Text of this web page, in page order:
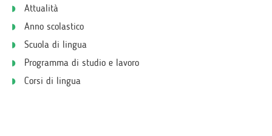
Attualità
Anno scolastico
Scuola di lingua
Programma di studio e lavoro
Corsi di lingua